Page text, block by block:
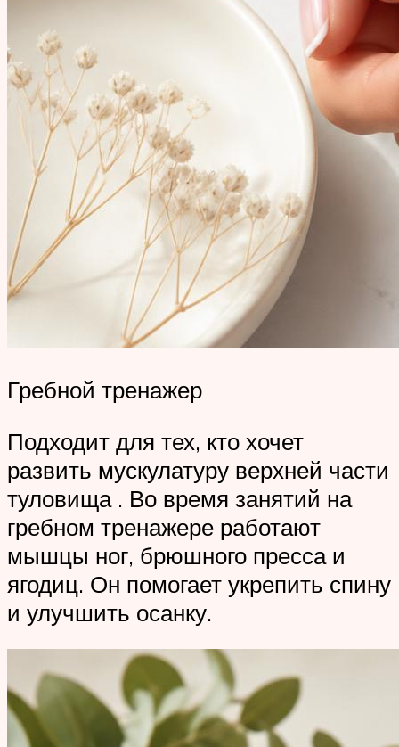
Гребной тренажер
Подходит для тех, кто хочет
развить мускулатуру верхней части
туловища . Во время занятий на
гребном тренажере работают
мышцы ног, брюшного пресса и
ягодиц. Он помогает укрепить спину
и улучшить осанку.